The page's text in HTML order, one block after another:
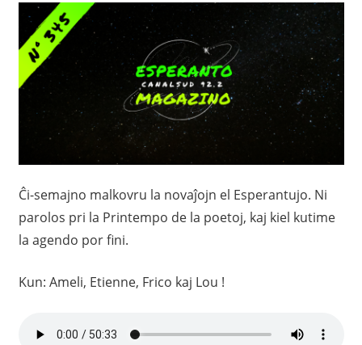
Ĉi-semajno malkovru la novaĵojn el Esperantujo. Ni
parolos pri la Printempo de la poetoj, kaj kiel kutime
la agendo por fini.
Kun: Ameli, Etienne, Frico kaj Lou !